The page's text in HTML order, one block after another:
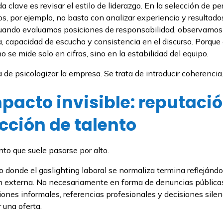
clave es revisar el estilo de liderazgo. En la selección de
por ejemplo, no basta con analizar experiencia y
evaluamos posiciones de responsabilidad, observamos
capacidad de escucha y consistencia en el discurso. Porque
se mide solo en cifras, sino en la estabilidad del equipo.
de psicologizar la empresa. Se trata de introducir coherencia.
invisible:
de talento
que suele pasarse por alto.
donde el gaslighting laboral se normaliza termina
externa. No necesariamente en forma de denuncias
informales, referencias profesionales y decisiones
oferta.